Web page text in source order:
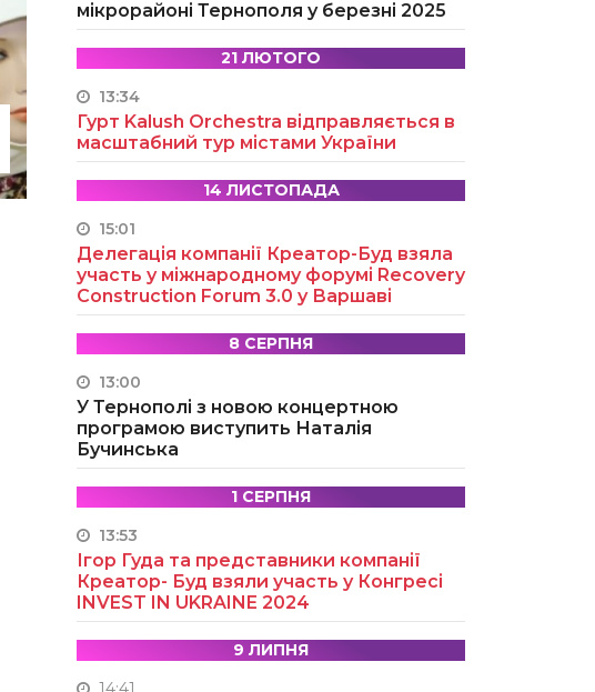
мікрорайоні Тернополя у березні 2025
21 ЛЮТОГО
13:34
Гурт Kalush Orchestra відправляється в
масштабний тур містами України
14 ЛИСТОПАДА
15:01
Делегація компанії Креатор-Буд взяла
участь у міжнародному форумі Recovery
Construction Forum 3.0 у Варшаві
8 СЕРПНЯ
13:00
У Тернополі з новою концертною
програмою виступить Наталія
Бучинська
1 СЕРПНЯ
13:53
Ігор Гуда та представники компанії
Креатор- Буд взяли участь у Конгресі
INVEST IN UKRAINE 2024
9 ЛИПНЯ